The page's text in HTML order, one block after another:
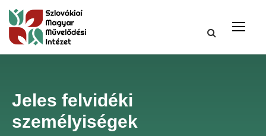
Jeles felvidéki
személyiségek